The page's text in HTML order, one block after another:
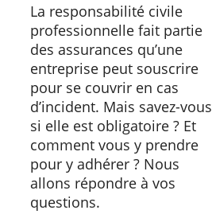
La responsabilité civile
professionnelle fait partie
des assurances qu’une
entreprise peut souscrire
pour se couvrir en cas
d’incident. Mais savez-vous
si elle est obligatoire ? Et
comment vous y prendre
pour y adhérer ? Nous
allons répondre à vos
questions.